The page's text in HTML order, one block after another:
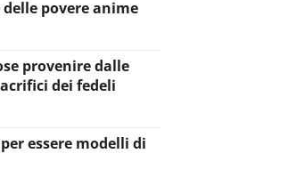
povere anime
provenire dalle
dei fedeli
essere modelli di